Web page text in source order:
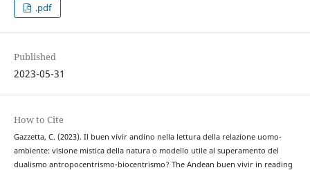
.pdf
Published
2023-05-31
How to Cite
Gazzetta, C. (2023). Il buen vivir andino nella lettura della relazione uomo-
ambiente: visione mistica della natura o modello utile al superamento del
dualismo antropocentrismo-biocentrismo? The Andean buen vivir in reading